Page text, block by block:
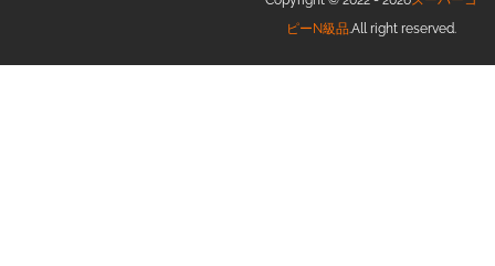
ピーN級品.All right reserved.